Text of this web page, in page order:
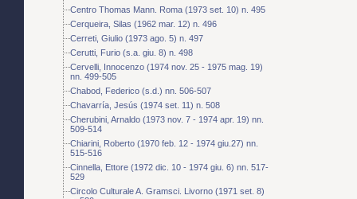
Centro Thomas Mann. Roma (1973 set. 10) n. 495
Cerqueira, Silas (1962 mar. 12) n. 496
Cerreti, Giulio (1973 ago. 5) n. 497
Cerutti, Furio (s.a. giu. 8) n. 498
Cervelli, Innocenzo (1974 nov. 25 - 1975 mag. 19)
nn. 499-505
Chabod, Federico (s.d.) nn. 506-507
Chavarría, Jesús (1974 set. 11) n. 508
Cherubini, Arnaldo (1973 nov. 7 - 1974 apr. 19) nn.
509-514
Chiarini, Roberto (1970 feb. 12 - 1974 giu.27) nn.
515-516
Cinnella, Ettore (1972 dic. 10 - 1974 giu. 6) nn. 517-
529
Circolo Culturale A. Gramsci. Livorno (1971 set. 8)